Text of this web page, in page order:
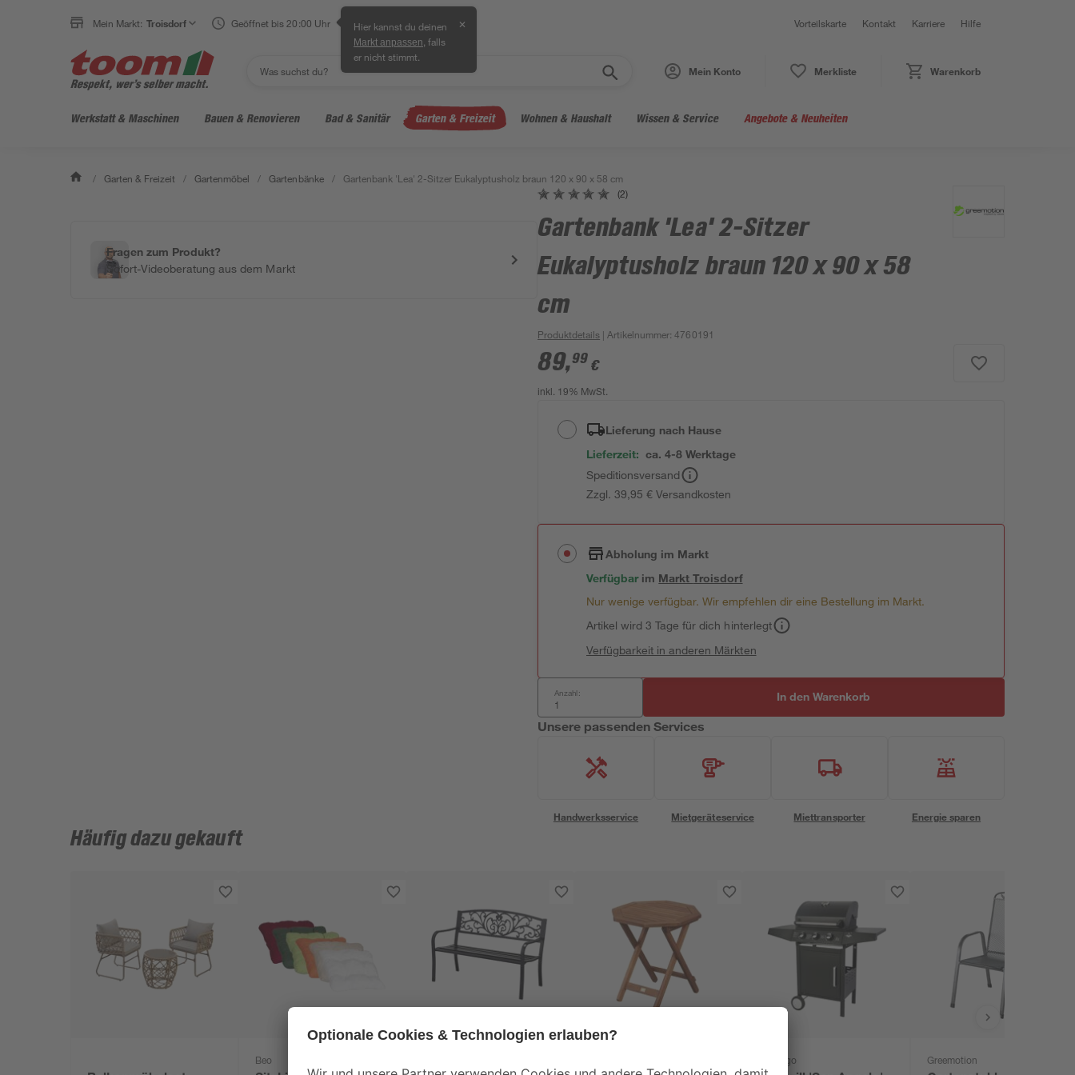
Mein Markt: Troisdorf Geöffnet bis 20:00 Uhr Hier kannst du deinen
Markt anpassen , falls
er nicht stimmt.
✕ Vorteilskarte Kontakt Karriere Hilfe
Mein Konto Merkliste Warenkorb
Werkstatt & Maschinen Bauen & Renovieren Bad & Sanitär Garten & Freizeit Wohnen & Haushalt Wissen & Service Angebote & Neuheiten
/ Garten & Freizeit / Gartenmöbel / Gartenbänke / Gartenbank 'Lea' 2-Sitzer Eukalyptusholz braun 120 x 90 x 58 cm
Fragen zum Produkt?
Sofort-Videoberatung aus dem Markt
(2)
Gartenbank 'Lea' 2-Sitzer
Eukalyptusholz braun 120 x 90 x 58
cm
Produktdetails | Artikelnummer:4760191
89,99 €
inkl. 19% MwSt.
Lieferung nach Hause
Lieferzeit: ca. 4-8 Werktage
Speditionsversand
Zzgl. 39,95 € Versandkosten
Abholung im Markt
Verfügbar im MarktTroisdorf
Nur wenige verfügbar. Wir empfehlen dir eine Bestellung im Markt.
Artikel wird 3 Tage für dich hinterlegt
Verfügbarkeit in anderen Märkten
Anzahl: In den Warenkorb
Unsere passenden Services
Handwerksservice Mietgeräteservice Miettransporter Energie sparen
Häufig dazu gekauft
Beo El Fuego Greemotion